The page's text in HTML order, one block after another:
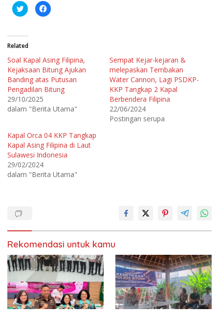
K
l
n
u
b
r
b
a
g
p
a
d
e
r
(
M
e
e
d
e
l
a
y
a
n
g
b
a
r
u
K
l
m
e
m
b
a
g
a
n
a
c
e
b
o
k
(
i
e
n
d
e
l
a
a
n
g
b
a
Related
Soal Kapal Asing Filipina,
Kejaksaan Bitung Ajukan
Banding atas Putusan
Pengadilan Bitung
29/10/2025
dalam "Berita Utama"
Sempat Kejar-kejaran &
melepaskan Tembakan
Water Cannon, Lagi PSDKP-
KKP Tangkap 2 Kapal
Berbendera Filipina
22/06/2024
Postingan serupa
Kapal Orca 04 KKP Tangkap
Kapal Asing Filipina di Laut
Sulawesi Indonesia
29/02/2024
dalam "Berita Utama"
Rekomendasi untuk kamu